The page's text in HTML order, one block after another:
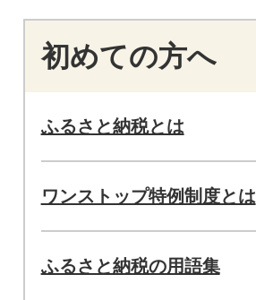
初めての方へ
ふるさと納税とは
ワンストップ特例制度とは
ふるさと納税の用語集